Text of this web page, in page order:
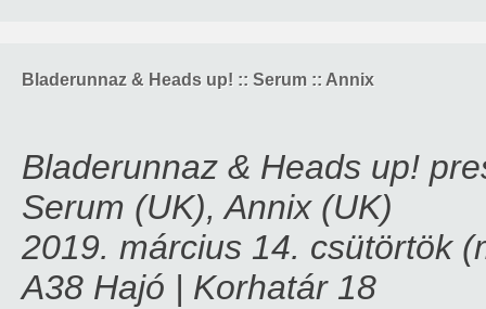
Bladerunnaz & Heads up! :: Serum :: Annix
Bladerunnaz & Heads up!
Serum (UK), Annix (UK)
2019. március 14. csütörtök
A38 Hajó | Korhatár 18